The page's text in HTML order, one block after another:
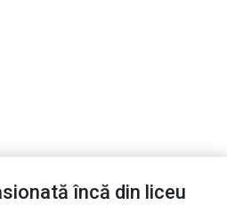
încă din liceu